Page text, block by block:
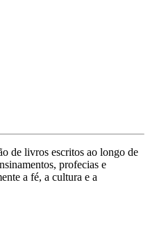
de livros escritos ao longo de
profecias e
a fé, a cultura e a